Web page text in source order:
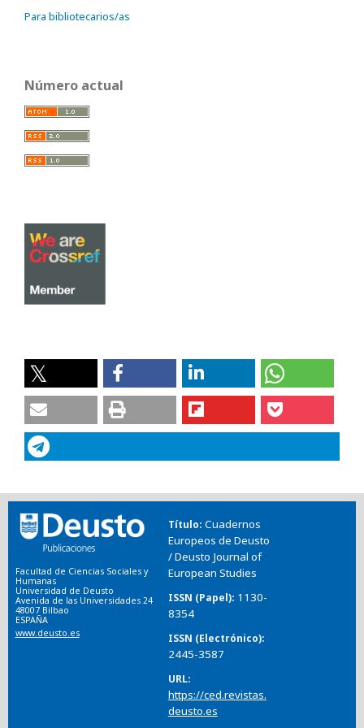
Para bibliotecarios/as
Número actual
Facultad de Ciencias Sociales y
Humanas
Universidad de Deusto
Avenida de las Universidades 24
48007 Bilbao
ESPAÑA
www.deusto.es
Título Cuadernos
Europeos de Deusto
/ Deusto Journal of
European Studies
ISSN (Papel) 1130-
8354
ISSN (Electrónico)
2445-3587
URL
https://ced.revistas.
deusto.es